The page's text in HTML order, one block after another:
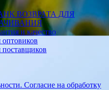
ВОЗВРАТА ДЛЯ
и качество
оптовиков
поставщиков
Согласие на обработку